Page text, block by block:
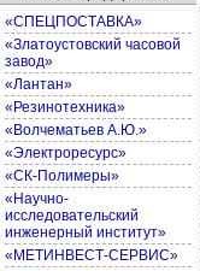
«СПЕЦПОСТАВКА»
«Златоустовский часовой
завод»
«Лантан»
«Резинотехника»
«Волчематьев А.Ю.»
«Электроресурс»
«СК-Полимеры»
«Научно-
исследовательский
инженерный институт»
«МЕТИНВЕСТ-СЕРВИС»